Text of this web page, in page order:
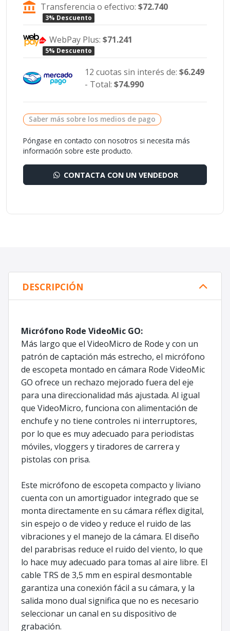
Transferencia o efectivo:$72.740
3% Descuento
WebPay Plus:$71.241
5% Descuento
12 cuotas sin interés de: $6.249
- Total: $74.990
Saber más sobre los medios de pago
Póngase en contacto con nosotros si necesita más
información sobre este producto.
CONTACTA CON UN VENDEDOR
DESCRIPCIÓN
Micrófono Rode VideoMic GO:
Más largo que el VideoMicro de Rode y con un
patrón de captación más estrecho, el micrófono
de escopeta montado en cámara Rode VideoMic
GO ofrece un rechazo mejorado fuera del eje
para una direccionalidad más ajustada. Al igual
que VideoMicro, funciona con alimentación de
enchufe y no tiene controles ni interruptores,
por lo que es muy adecuado para periodistas
móviles, vloggers y tiradores de carrera y
pistolas con prisa.
Este micrófono de escopeta compacto y liviano
cuenta con un amortiguador integrado que se
monta directamente en su cámara réflex digital,
sin espejo o de video y reduce el ruido de las
vibraciones y el manejo de la cámara. El diseño
del parabrisas reduce el ruido del viento, lo que
lo hace muy adecuado para tomas al aire libre. El
cable TRS de 3,5 mm en espiral desmontable
garantiza una conexión fácil a su cámara, y la
salida mono dual significa que no es necesario
seleccionar un canal en su dispositivo de
grabación.